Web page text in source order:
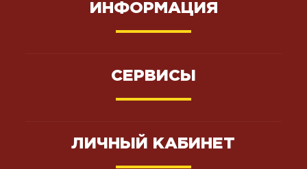
ИНФОРМАЦИЯ
СЕРВИСЫ
ЛИЧНЫЙ КАБИНЕТ